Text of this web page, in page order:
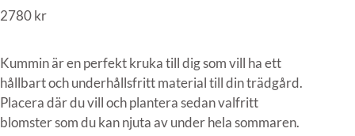
2780kr
Kummin är en perfekt kruka till dig som vill ha ett
hållbart och underhållsfritt material till din trädgård.
Placera där du vill och plantera sedan valfritt
blomster som du kan njuta av under hela sommaren.